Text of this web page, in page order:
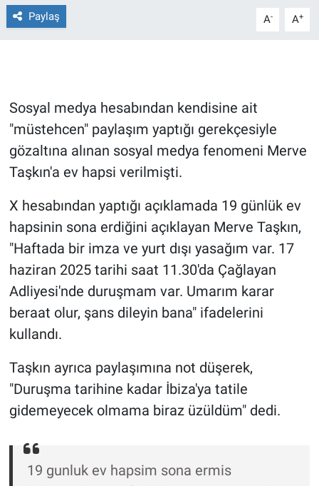
Paylaş A- A+
Sosyal medya hesabından kendisine ait
"müstehcen" paylaşım yaptığı gerekçesiyle
gözaltına alınan sosyal medya fenomeni Merve
Taşkın'a ev hapsi verilmişti.
X hesabından yaptığı açıklamada 19 günlük ev
hapsinin sona erdiğini açıklayan Merve Taşkın,
"Haftada bir imza ve yurt dışı yasağım var. 17
haziran 2025 tarihi saat 11.30'da Çağlayan
Adliyesi'nde duruşmam var. Umarım karar
beraat olur, şans dileyin bana" ifadelerini
kullandı.
Taşkın ayrıca paylaşımına not düşerek,
"Duruşma tarihine kadar İbiza'ya tatile
gidemeyecek olmama biraz üzüldüm" dedi.
19 gunluk ev hapsim sona ermis
Gün Bitiyor
Günün görüntüsü
Haber
Kimdir
Koronavirüs
Kültür Sanat
Ne demişti
Nedir
Popüler
Programlar
Sağlık